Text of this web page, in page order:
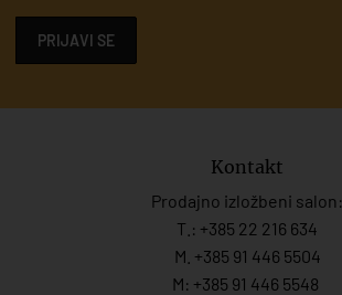
PRIJAVI SE
Kontakt
Prodajno izložbeni salon:
T.: +385 22 216 634
M. +385 91 446 5504
M: +385 91 446 5548